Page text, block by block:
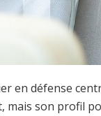
en défense
mais son profil